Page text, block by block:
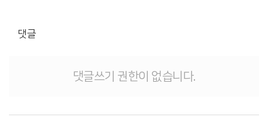
댓글
댓글쓰기 권한이 없습니다.